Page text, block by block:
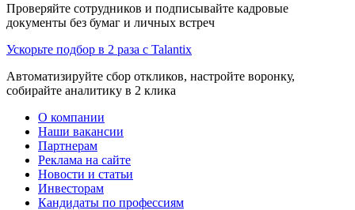
Проверяйте сотрудников и подписывайте кадровые
документы без бумаг и личных встреч
Ускорьте подбор в 2 раза с Talantix
Автоматизируйте сбор откликов, настройте воронку,
собирайте аналитику в 2 клика
О компании
Наши вакансии
Партнерам
Реклама на сайте
Новости и статьи
Инвесторам
Кандидаты по профессиям